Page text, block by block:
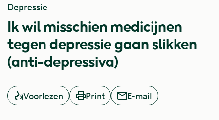
Depressie
Ik wil misschien medicijnen
tegen depressie gaan slikken
(anti-depressiva)
Voorlezen Print E-mail